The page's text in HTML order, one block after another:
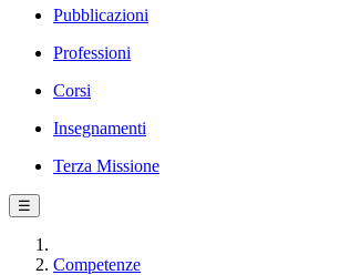
Pubblicazioni
Professioni
Corsi
Insegnamenti
Terza Missione
☰
Competenze